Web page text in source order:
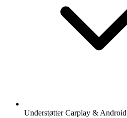
Understøtter Carplay &